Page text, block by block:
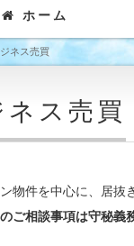
ホーム
ジネス売買
ネス売買
物件を中心に、居抜
ご相談事項は守秘義